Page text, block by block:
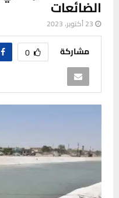
الضائعات
23 أكتوبر، 2023
مشاركة 0